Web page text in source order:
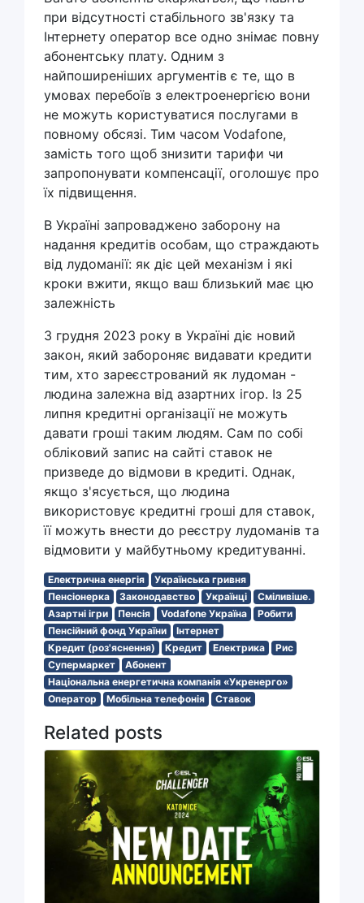
при відсутності стабільного зв'язку та
Інтернету оператор все одно знімає повну
абонентську плату. Одним з
найпоширеніших аргументів є те, що в
умовах перебоїв з електроенергією вони
не можуть користуватися послугами в
повному обсязі. Тим часом Vodafone,
замість того щоб знизити тарифи чи
запропонувати компенсації, оголошує про
їх підвищення.
В Україні запроваджено заборону на
надання кредитів особам, що страждають
від лудоманії: як діє цей механізм і які
кроки вжити, якщо ваш близький має цю
залежність
З грудня 2023 року в Україні діє новий
закон, який забороняє видавати кредити
тим, хто зареєстрований як лудоман -
людина залежна від азартних ігор. Із 25
липня кредитні організації не можуть
давати гроші таким людям. Сам по собі
обліковий запис на сайті ставок не
призведе до відмови в кредиті. Однак,
якщо з'ясується, що людина
використовує кредитні гроші для ставок,
її можуть внести до реєстру лудоманів та
відмовити у майбутньому кредитуванні.
Електрична енергія
Українська гривня
Пенсіонерка
Законодавство Українці
Сміливіше.
Азартні ігри
Пенсія Vodafone Україна
Робити
Пенсійний фонд України
Інтернет
Кредит (роз'яснення)
Кредит Електрика
Рис
Супермаркет
Абонент
Національна енергетична компанія «Укренерго»
Оператор
Мобільна телефонія Ставок
Related posts